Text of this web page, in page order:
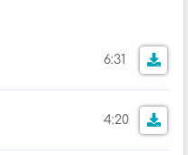
6:31
4:20